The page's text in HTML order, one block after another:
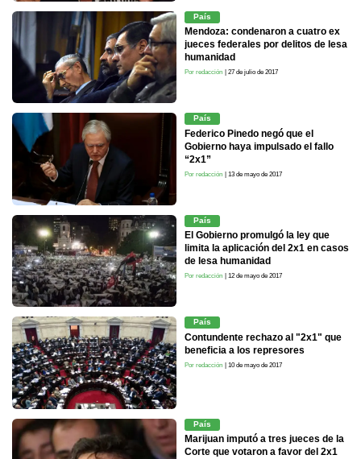
País
Mendoza: condenaron a cuatro ex
jueces federales por delitos de lesa
humanidad
Por redacción | 27 de julio de 2017
País
Federico Pinedo negó que el
Gobierno haya impulsado el fallo
“2x1”
Por redacción | 13 de mayo de 2017
País
El Gobierno promulgó la ley que
limita la aplicación del 2x1 en casos
de lesa humanidad
Por redacción | 12 de mayo de 2017
País
Contundente rechazo al "2x1" que
beneficia a los represores
Por redacción | 10 de mayo de 2017
País
Marijuan imputó a tres jueces de la
Corte que votaron a favor del 2x1